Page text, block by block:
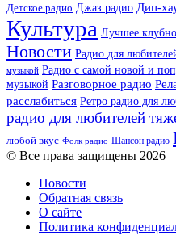
Детское радио Джаз радио Дип-
Культура Лучшее
Новости Радио для
музыкой Радио с самой новой и
музыкой Разговорное радио
расслабиться Ретро радио для
радио для любителей
любой вкус Фолк радио Шансон радио
© Все права защищены 2026
Новости
Обратная связь
О сайте
Политика